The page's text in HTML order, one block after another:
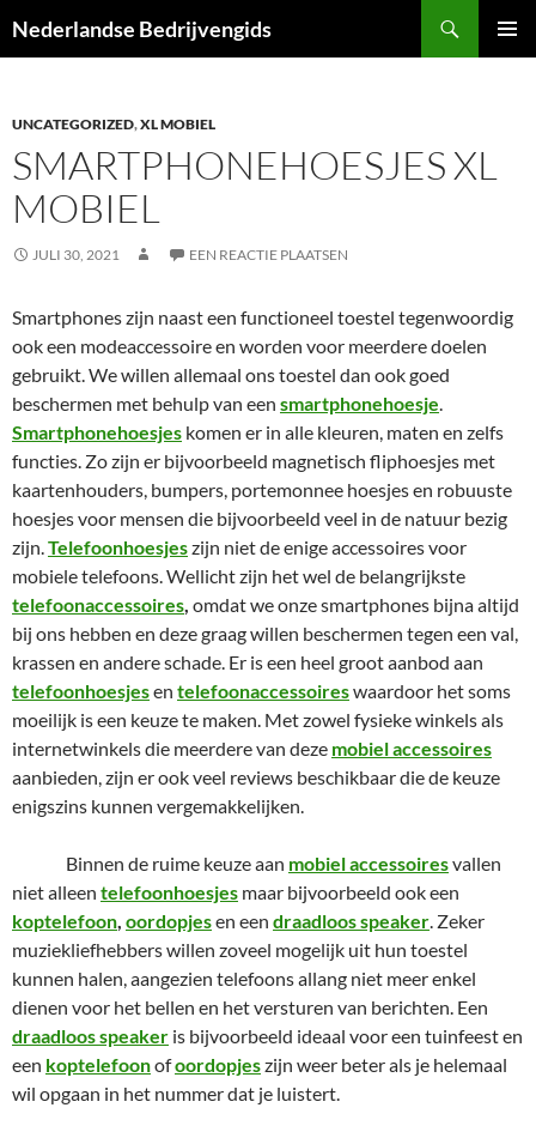
naar
Nederlandse Bedrijvengids
UNCATEGORIZED,XL MOBIEL
SMARTPHONEHOESJES XL
MOBIEL
JULI 30, 2021 EEN REACTIE PLAATSEN
Smartphones zijn naast een functioneel toestel tegenwoordig
ook een modeaccessoire en worden voor meerdere doelen
gebruikt. We willen allemaal ons toestel dan ook goed
beschermen met behulp van een smartphonehoesje.
Smartphonehoesjes komen er in alle kleuren, maten en zelfs
functies. Zo zijn er bijvoorbeeld magnetisch fliphoesjes met
kaartenhouders, bumpers, portemonnee hoesjes en robuuste
hoesjes voor mensen die bijvoorbeeld veel in de natuur bezig
zijn.Telefoonhoesjeszijn niet de enige accessoires voor
mobiele telefoons. Wellicht zijn het wel de belangrijkste
telefoonaccessoires, omdat we onze smartphones bijna altijd
bij ons hebben en deze graag willen beschermen tegen een val,
krassen en andere schade. Er is een heel groot aanbod aan
telefoonhoesjesen telefoonaccessoireswaardoor het soms
moeilijk is een keuze te maken. Met zowel fysieke winkels als
internetwinkels die meerdere van deze mobiel accessoires
aanbieden, zijn er ook veel reviews beschikbaar die de keuze
enigszins kunnen vergemakkelijken.
Binnen de ruime keuze aan mobiel accessoiresvallen
niet alleen telefoonhoesjes maar bijvoorbeeld ook een
koptelefoon, oordopjesen een draadloos speaker. Zeker
muziekliefhebbers willen zoveel mogelijk uit hun toestel
kunnen halen, aangezien telefoons allang niet meer enkel
dienen voor het bellen en het versturen van berichten. Een
draadloos speaker is bijvoorbeeld ideaal voor een tuinfeest en
een koptelefoonofoordopjeszijn weer beter als je helemaal
wil opgaan in het nummer dat je luistert.